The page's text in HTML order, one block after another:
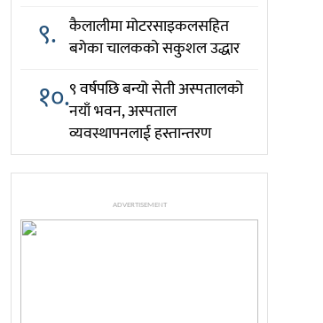
९. कैलालीमा मोटरसाइकलसहित
बगेका चालकको सकुशल उद्धार
१०.९ वर्षपछि बन्यो सेती अस्पतालको
नयाँ भवन, अस्पताल
व्यवस्थापनलाई हस्तान्तरण
ADVERTISEMENT